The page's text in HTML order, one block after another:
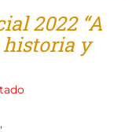
Tienda2022 “A
historia y